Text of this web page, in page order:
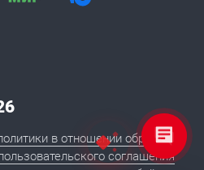
в отношении обработки
соглашения